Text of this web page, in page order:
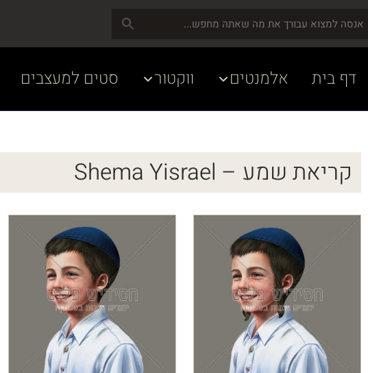
דף בית אלמנטים ווקטור סטים למעצבים
קריאת שמע – Shema Yisrael